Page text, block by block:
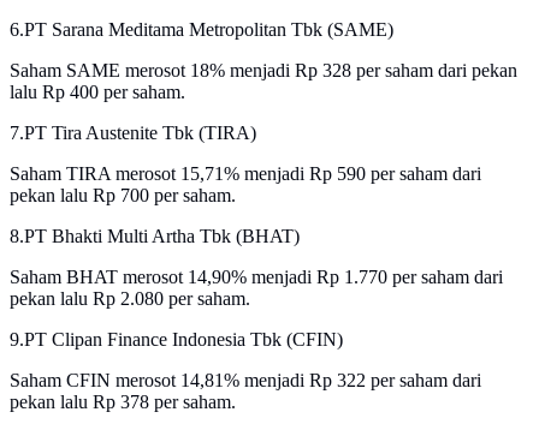
6.PT Sarana Meditama Metropolitan Tbk (SAME)
Saham SAME merosot 18% menjadi Rp 328 per saham dari pekan
lalu Rp 400 per saham.
7.PT Tira Austenite Tbk (TIRA)
Saham TIRA merosot 15,71% menjadi Rp 590 per saham dari
pekan lalu Rp 700 per saham.
8.PT Bhakti Multi Artha Tbk (BHAT)
Saham BHAT merosot 14,90% menjadi Rp 1.770 per saham dari
pekan lalu Rp 2.080 per saham.
9.PT Clipan Finance Indonesia Tbk (CFIN)
Saham CFIN merosot 14,81% menjadi Rp 322 per saham dari
pekan lalu Rp 378 per saham.